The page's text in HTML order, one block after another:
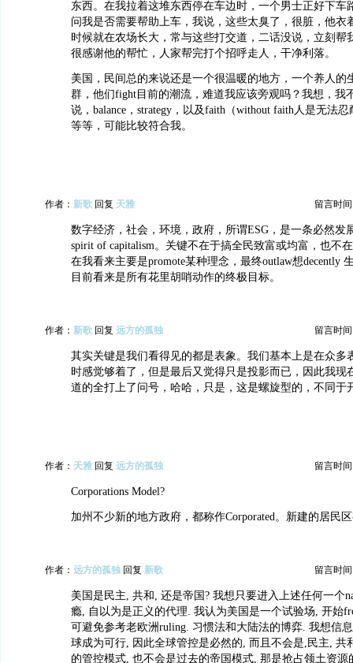
东西。在我拉着这堆东西停在车边时，一个男士正好下车
问我是否需要帮助上车，我说，这些太臭了，很脏，他衣
时候就在农场长大，常与这些打交道，二话没说，立刻帮
很感谢他的帮忙，人家帮完打个招呼走人，干净利落。
美国，民间总的来说还是一个很温暖的地方，一个养人的
群，他们fight目前的潮流，难道我应该旁观吗？我想，我
说，balance，strategy，以及faith（without faith人是无法
等等，可能比较符合我。
作者： 新歌 回复 天雅 留言时间
数字经济，社会，环境，政府，所谓ESG，是一条必然发
spirit of capitalism。关键不在于搞全民致富或均富，也不
在我看来主要是promote某种理念，最终outlaw想decently
目前看来是所有花里胡哨动作的终极目标。
作者： 新歌 回复 远方的孤独 留言时间
其实关键是我们看得见的都是表象。我们基本上是在众多
时感觉够着了，但是最后又觉得只是投影而已，因此我现
道的全打上了问号，哈哈，只是，这是螺旋型的，不同于
作者： 天雅 回复 远方的孤独 留言时间
Corporations Model?
加州不少新的地方政府，都称作Corporated。新建的居民
作者： 远方的孤独 回复 新歌 留言时间
美国是民主, 共和, 还是帝国? 我想只要进入上述任何一个
瘾, 自以为是正义的代理. 我认为美国是一个试验场, 开始
可避免参考老欧洲ruling. 习惯法和大陆法的博弈. 我想信
球成为可行, 因此全球管控是必然的, 而且不会是,民主, 共
的管控模式, 也不会是过去的帝国模式, 那是抢占领土资源